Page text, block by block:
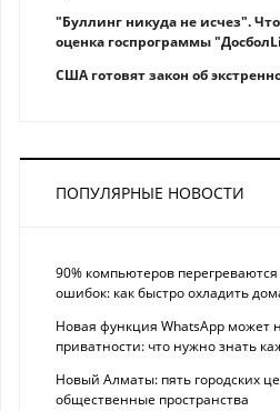
"Буллинг никуда не исчез".
оценка госпрограммы
США готовят закон об
ПОПУЛЯРНЫЕ НОВОСТИ
90% компьютеров
ошибок: как быстро охладить
Новая функция WhatsApp может
приватности: что нужно знать
Новый Алматы: пять городских
общественные пространства